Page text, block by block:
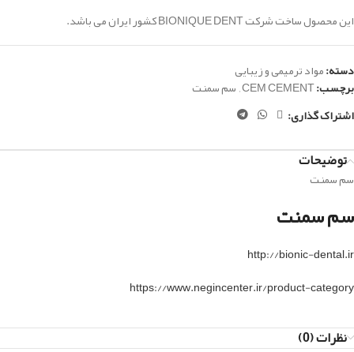
این محصول ساخت شرکتBIONIQUE DENTکشور ایران می باشد.
دسته:مواد ترمیمی و زیبایی
برچسب:CEM CEMENT
,سم سمنت
اشتراک گذاری:
توضیحات
سم سمنت
سم سمنت
http://bionic-dental.ir
https://www.negincenter.ir/product-category
نظرات (0)